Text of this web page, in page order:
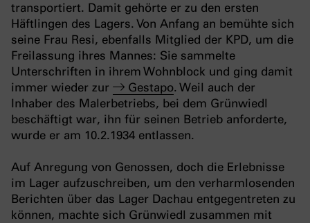
transportiert. Damit gehörte er zu den ersten
Häftlingen des Lagers. Von Anfang an bemühte sich
seine Frau Resi, ebenfalls Mitglied der KPD, um die
Freilassung ihres Mannes: Sie sammelte
Unterschriften in ihrem Wohnblock und ging damit
immer wieder zur
Gestapo. Weil auch der
Inhaber des Malerbetriebs, bei dem Grünwiedl
beschäftigt war, ihn für seinen Betrieb anforderte,
wurde er am 10.2.1934 entlassen.
Auf Anregung von Genossen, doch die Erlebnisse
im Lager aufzuschreiben, um den verharmlosenden
Berichten über das Lager Dachau entgegentreten zu
können, machte sich Grünwiedl zusammen mit